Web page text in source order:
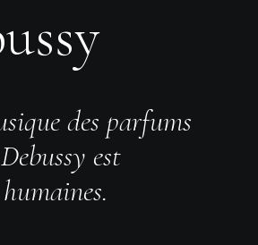
des parfums
est